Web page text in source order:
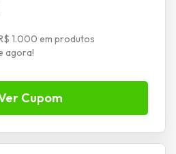
1.000 em produtos
agora!
Cupom